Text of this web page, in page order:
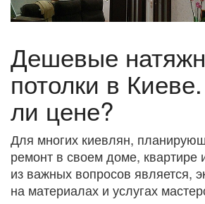
Дешевые
потолки в
ли цене?
Для многих киевлян,
ремонт в своем доме,
из важных вопросов является,
на материалах и услугах